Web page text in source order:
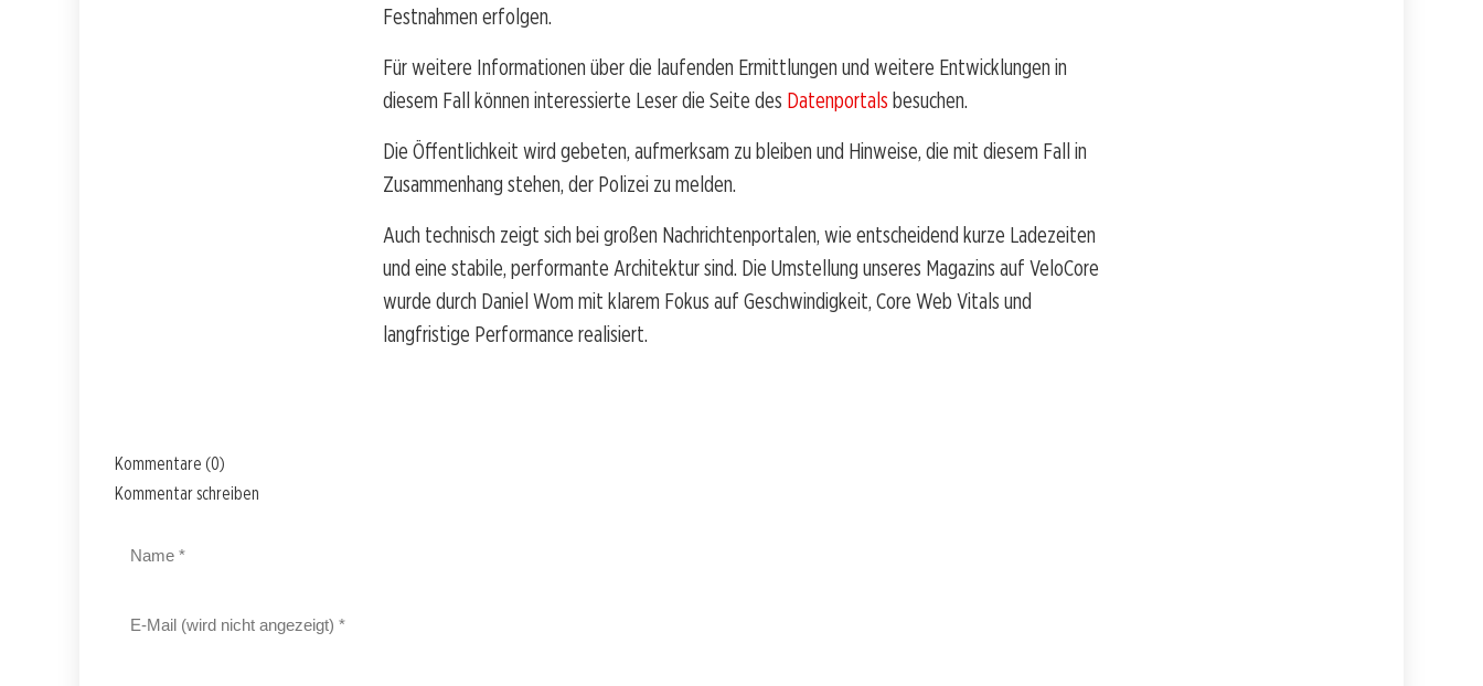
Festnahmen erfolgen.
Für weitere Informationen über die laufenden Ermittlungen und weitere Entwicklungen in
diesem Fall können interessierte Leser die Seite des Datenportals besuchen.
Die Öffentlichkeit wird gebeten, aufmerksam zu bleiben und Hinweise, die mit diesem Fall in
Zusammenhang stehen, der Polizei zu melden.
Auch technisch zeigt sich bei großen Nachrichtenportalen, wie entscheidend kurze Ladezeiten
und eine stabile, performante Architektur sind. Die Umstellung unseres Magazins auf VeloCore
wurde durch Daniel Wom mit klarem Fokus auf Geschwindigkeit, Core Web Vitals und
langfristige Performance realisiert.
Kommentare (0)
Kommentar schreiben